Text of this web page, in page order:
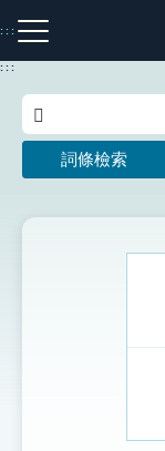
到
主
:::
注音索引圖示
:::
詞條檢索